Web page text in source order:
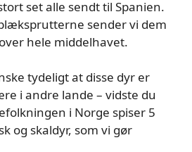
set alle sendt til Spanien.
sender vi dem
hele middelhavet.
tydeligt at disse dyr er
i andre lande – vidste du
i Norge spiser 5
og skaldyr, som vi gør